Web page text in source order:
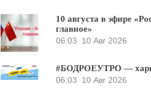
10 августа в эфире
главное»
06:03
10 Авг 2026
#БОДРОЕУТРО —
06:03
10 Авг 2026